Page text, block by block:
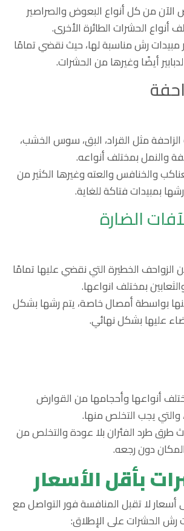
الآن من كل أنواع البعوض والصراصير
أنواع الحشرات الطائرة الأخرى.
مبيدات رش مناسبة لها، حيث نقضي تمامًا
أيضًا وغيرها من الحشرات.
مثل القراد، البق، سوس الخشب،
والنمل بمختلف أنواعه.
والخنافس والعته وغيرها الكثير من
بمبيدات فتاكة للغاية.
الضارة
الزواحف الخطيرة التي نقضي عليها تمامًا
بمختلف انواعها.
بواسطة أمصال خاصة، يتم رشها بشكل
عليها بشكل نهائي.
أنواعها وأحجامها من القوارض
والتي يجب التخلص منها.
طرق طرد الفئران بلا عودة والتخلص من
دون رجعه.
بأقل الأسعار
لا تقبل المنافسة فور التواصل مع
رش الحشرات على الإطلاق: